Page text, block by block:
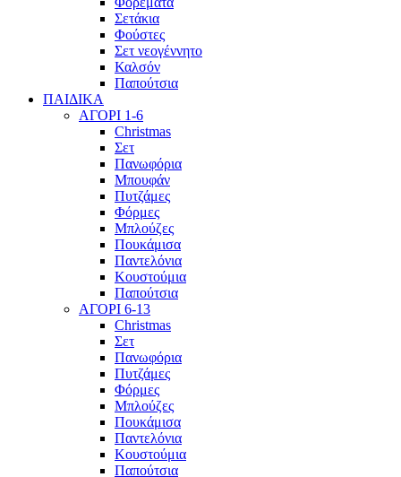
Σετάκια
Φούστες
Σετ νεογέννητο
Καλσόν
Παπούτσια
ΠΑΙΔΙΚΑ
ΑΓΟΡΙ 1-6
Christmas
Σετ
Πανωφόρια
Μπουφάν
Πυτζάμες
Φόρμες
Μπλούζες
Πουκάμισα
Παντελόνια
Κουστούμια
Παπούτσια
ΑΓΟΡΙ 6-13
Christmas
Σετ
Πανωφόρια
Πυτζάμες
Φόρμες
Μπλούζες
Πουκάμισα
Παντελόνια
Κουστούμια
Παπούτσια